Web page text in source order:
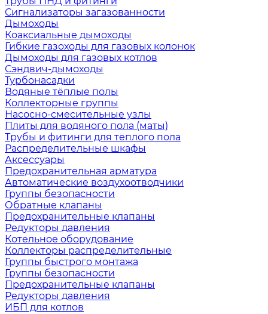
Сигнализаторы загазованности
Дымоходы
Коаксиальные дымоходы
Гибкие газоходы для газовых колонок
Дымоходы для газовых котлов
Сэндвич-дымоходы
Турбонасадки
Водяные тёплые полы
Коллекторные группы
Насосно-смесительные узлы
Плиты для водяного пола (маты)
Трубы и фитинги для теплого пола
Распределительные шкафы
Аксессуары
Предохранительная арматура
Автоматические воздухоотводчики
Группы безопасности
Обратные клапаны
Предохранительные клапаны
Редукторы давления
Котельное оборудование
Коллекторы распределительные
Группы быстрого монтажа
Группы безопасности
Предохранительные клапаны
Редукторы давления
ИБП для котлов